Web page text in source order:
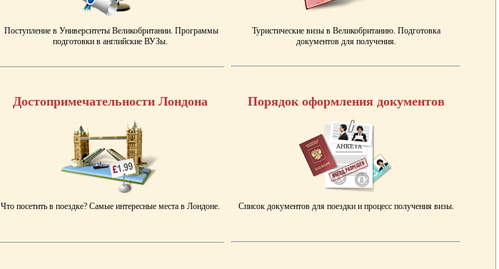
Поступление в Университеты Великобритании. Программы
подготовки в английские ВУЗы.
Туристические визы в Великобританию. Подготовка
документов для получения.
Достопримечательности Лондона Порядок оформления документов
Что посетить в поездке? Самые интересные места в Лондоне. Список документов для поездки и процесс получения визы.